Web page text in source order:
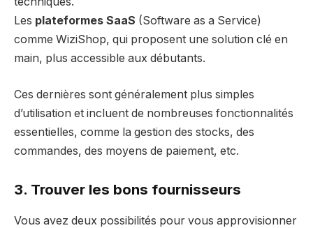
Les plateformes SaaS (Software as a Service)
comme WiziShop, qui proposent une solution clé en
main, plus accessible aux débutants.
Ces dernières sont généralement plus simples
d’utilisation et incluent de nombreuses fonctionnalités
essentielles, comme la gestion des stocks, des
commandes, des moyens de paiement, etc.
3. Trouver les bons fournisseurs
Vous avez deux possibilités pour vous approvisionner